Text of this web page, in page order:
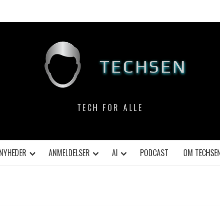
TECHSEN
TECH FOR ALLE
NYHEDER ANMELDELSER AI PODCAST OM